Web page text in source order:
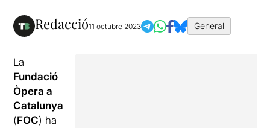
Redacció11 octubre 2023 General
La
Fundació
Òpera a
Catalunya
(FOC) ha